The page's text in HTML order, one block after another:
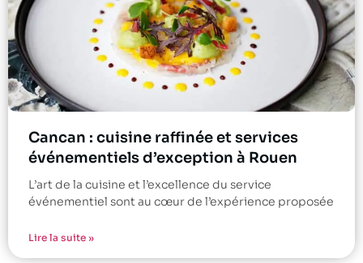
Cancan : cuisine raffinée et services
événementiels d’exception à Rouen
L’art de la cuisine et l’excellence du service
événementiel sont au cœur de l’expérience proposée
Lire la suite »